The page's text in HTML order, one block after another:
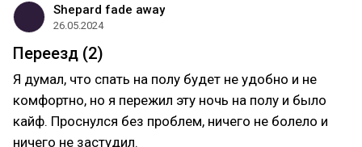
Shepard fade away
26.05.2024
Переезд (2)
Я думал, что спать на полу будет не удобно и не
комфортно, но я пережил эту ночь на полу и было
кайф. Проснулся без проблем, ничего не болело и
ничего не застудил.